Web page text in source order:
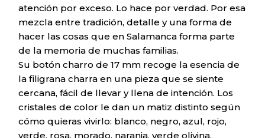
atención por exceso. Lo hace por verdad. Por esa
mezcla entre tradición, detalle y una forma de
hacer las cosas que en Salamanca forma parte
de la memoria de muchas familias.
Su botón charro de 17 mm recoge la esencia de
la filigrana charra en una pieza que se siente
cercana, fácil de llevar y llena de intención. Los
cristales de color le dan un matiz distinto según
cómo quieras vivirlo: blanco, negro, azul, rojo,
verde, rosa, morado, naranja, verde olivina,